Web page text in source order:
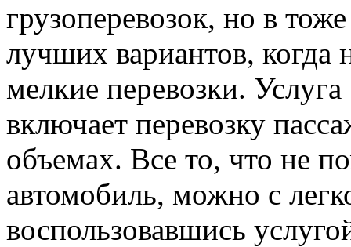
грузоперевозок, но в
лучших вариантов, когда
мелкие перевозки.
включает перевозку
объемах. Все то, что не
автомобиль, можно с
воспользовавшись